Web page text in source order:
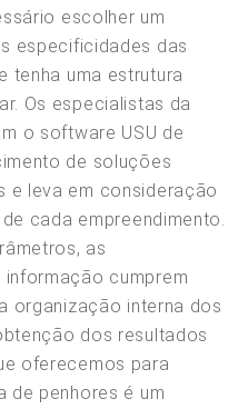
escolher um
especificidades das
tenha uma estrutura
Os especialistas da
o software USU de
de soluções
e leva em consideração
cada empreendimento.
as
cumprem
organização interna dos
dos resultados
oferecemos para
de penhores é um